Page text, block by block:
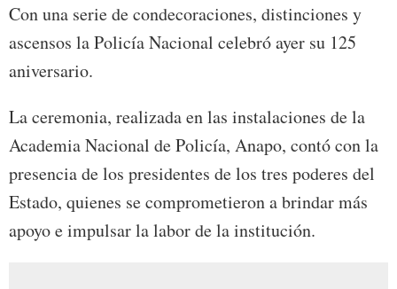
Con una serie de condecoraciones, distinciones y
ascensos la Policía Nacional celebró ayer su 125
aniversario.
La ceremonia, realizada en las instalaciones de la
Academia Nacional de Policía, Anapo, contó con la
presencia de los presidentes de los tres poderes del
Estado, quienes se comprometieron a brindar más
apoyo e impulsar la labor de la institución.